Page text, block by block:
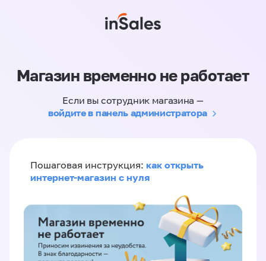
Магазин временно не работает
Если вы сотрудник магазина —
войдите в панель администратора
Пошаговая инструкция: как открыть
интернет-магазин с нуля